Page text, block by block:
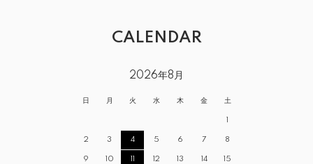
CALENDAR
2026年8月
日 月 火 水 木 金 土
1
2 3 4 5 6 7 8
9 10 11 12 13 14 15